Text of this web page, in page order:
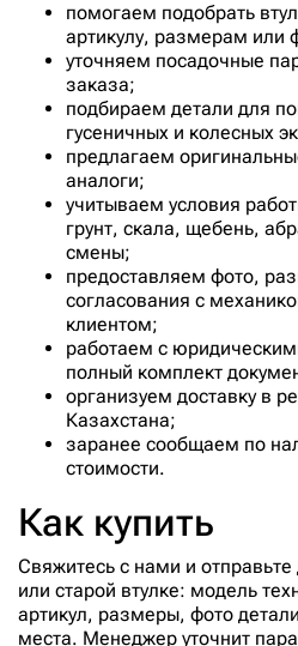
помогаем подобрать
артикулу, размерам или
уточняем посадочные
заказа;
подбираем детали для
гусеничных и колесных
предлагаем
аналоги;
учитываем условия
грунт, скала, щебень,
смены;
предоставляем фото,
согласования с
клиентом;
работаем с
полный комплект
организуем доставку в
Казахстана;
заранее сообщаем по
стоимости.
Как купить
Свяжитесь с нами и
или старой втулке: модель
артикул, размеры, фото
места. Менеджер уточнит
208-70-72541
208-70-72541-JPL
208-70-73510
208-70-74170
208-70-74170-6
208-70-74170-MHI
208-70-74511
208-70-74521
2081959
2057073180
209-70-71350
209-70-71350-ETP
209-72-53170
209-72-53170-ETP
209-72-53170-MHI
209-939-5451
209-939-5451-ETP